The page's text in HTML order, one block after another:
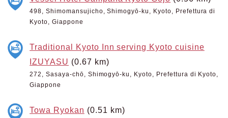
498, Shimomansujicho, Shimogyō-ku, Kyoto, Prefettura di
Kyoto, Giappone
Traditional Kyoto Inn serving Kyoto cuisine
IZUYASU (0.67 km)
272, Sasaya-chō, Shimogyō-ku, Kyoto, Prefettura di Kyoto,
Giappone
Towa Ryokan (0.51 km)